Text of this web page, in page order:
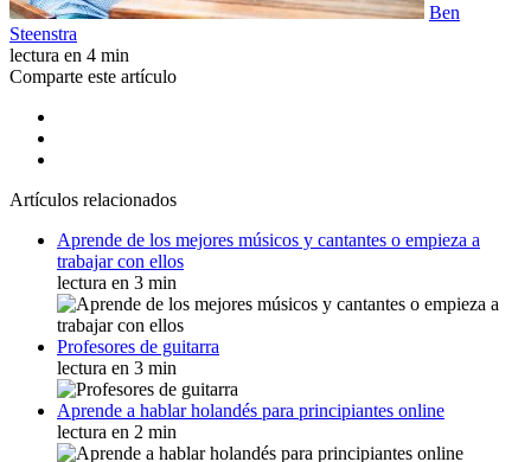
Ben
Steenstra
lectura en 4 min
Comparte este artículo
Artículos relacionados
Aprende de los mejores músicos y cantantes o empieza a
trabajar con ellos
lectura en 3 min
Profesores de guitarra
lectura en 3 min
Aprende a hablar holandés para principiantes online
lectura en 2 min